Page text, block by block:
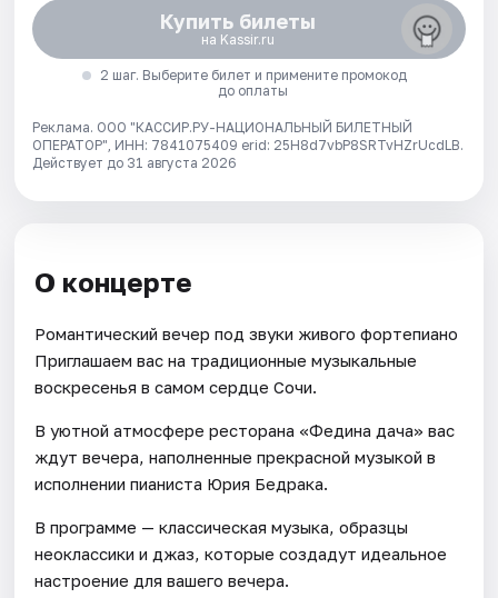
Купить билеты
на Kassir.ru
2 шаг. Выберите билет и примените промокод
до оплаты
Реклама. ООО "КАССИР.РУ-НАЦИОНАЛЬНЫЙ БИЛЕТНЫЙ
ОПЕРАТОР", ИНН: 7841075409 erid: 25H8d7vbP8SRTvHZrUcdLB.
Действует до 31 августа 2026
О концерте
Романтический вечер под звуки живого фортепиано
Приглашаем вас на традиционные музыкальные
воскресенья в самом сердце Сочи.
В уютной атмосфере ресторана «Федина дача» вас
ждут вечера, наполненные прекрасной музыкой в
исполнении пианиста Юрия Бедрака.
В программе — классическая музыка, образцы
неоклассики и джаз, которые создадут идеальное
настроение для вашего вечера.